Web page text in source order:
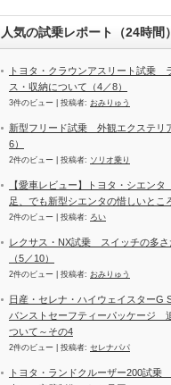
人気の試乗レポート（24時間）
トヨタ・クラウンアスリート試乗
ス・収納について（4／8）
3件のビュー 投稿者: おみりゅう
新型フリード試乗 外観エクステリ
6）
2件のビュー 投稿者: ソリオ乗り
【愛車レビュー】トヨタ・シエン
足、でも新型シエンタの惜しいとこ
2件のビュー 投稿者: ろい
レクサス・NX試乗 スイッチの多さ
（5／10）
2件のビュー 投稿者: おみりゅう
日産・セレナ・ハイウェイスターG
バンストセーフティーパッケージ
ついて～その4
2件のビュー 投稿者: セレナパパ
トヨタ・ランドクルーザー200試乗